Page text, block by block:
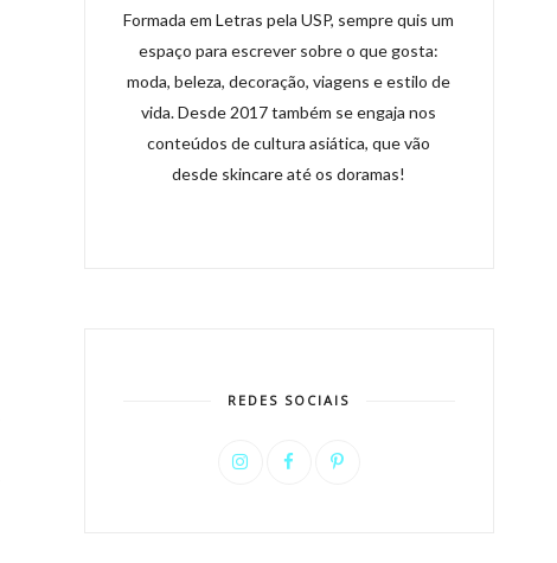
Formada em Letras pela USP, sempre quis um
espaço para escrever sobre o que gosta:
moda, beleza, decoração, viagens e estilo de
vida. Desde 2017 também se engaja nos
conteúdos de cultura asiática, que vão
desde skincare até os doramas!
REDES SOCIAIS